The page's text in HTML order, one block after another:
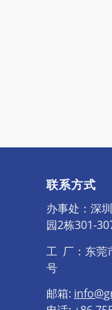
联系方式
办事处：深
园2栋301-
工 厂：东莞
号
邮箱: